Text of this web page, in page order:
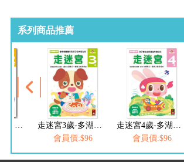
系列商品推薦
走迷宮2歲-多湖輝的NEW頭腦開發
走迷宮3歲-多湖輝的NEW頭腦開發
會員價:$96
走迷宮4歲-多湖輝的NEW頭腦開發
會員價:$96